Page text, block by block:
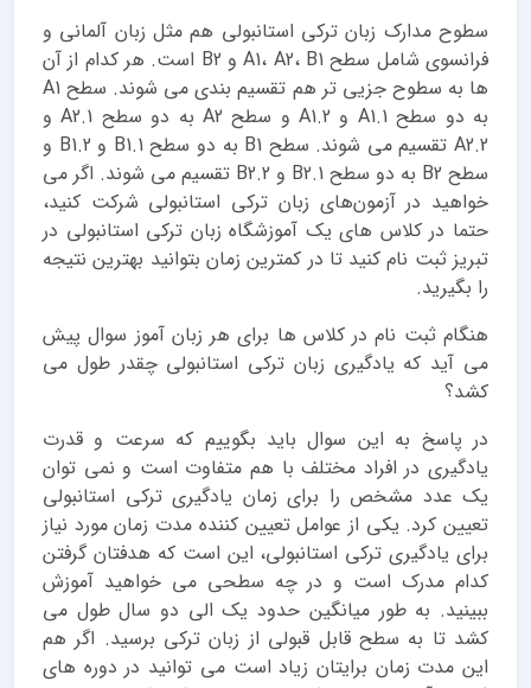
سطوح مدارک زبان ترکی استانبولی هم مثل زبان آلمانی و
فرانسوی شامل سطح A1، A2، B1 و B2 است. هر کدام از آن
ها به سطوح جزیی تر هم تقسیم بندی می شوند. سطح A1
به دو سطح A1.1 و A1.2 و سطح A2 به دو سطح A2.1 و
A2.2 تقسیم می شوند. سطح B1 به دو سطح B1.1 و B1.2 و
سطح B2 به دو سطح B2.1 و B2.2 تقسیم می شوند. اگر می
خواهید در آزمون‌های زبان ترکی استانبولی شرکت کنید،
حتما در کلاس های یک آموزشگاه زبان ترکی استانبولی در
تبریز ثبت نام کنید تا در کمترین زمان بتوانید بهترین نتیجه
را بگیرید.
هنگام ثبت نام در کلاس ها برای هر زبان آموز سوال پیش
می آید که یادگیری زبان ترکی استانبولی چقدر طول می
کشد؟
در پاسخ به این سوال باید بگوییم که سرعت و قدرت
یادگیری در افراد مختلف با هم متفاوت است و نمی توان
یک عدد مشخص را برای زمان یادگیری ترکی استانبولی
تعیین کرد. یکی از عوامل تعیین کننده مدت زمان مورد نیاز
برای یادگیری ترکی استانبولی، این است که هدفتان گرفتن
کدام مدرک است و در چه سطحی می خواهید آموزش
ببینید. به طور میانگین حدود یک الی دو سال طول می
کشد تا به سطح قابل قبولی از زبان ترکی برسید. اگر هم
این مدت زمان برایتان زیاد است می توانید در دوره های